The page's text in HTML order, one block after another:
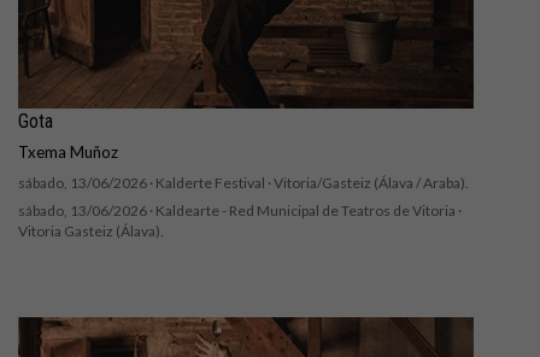
Gota
Txema Muñoz
sábado, 13/06/2026 · Kalderte Festival · Vitoria/Gasteiz (Álava / Araba).
sábado, 13/06/2026 · Kaldearte - Red Municipal de Teatros de Vitoria ·
Vitoria Gasteiz (Álava).